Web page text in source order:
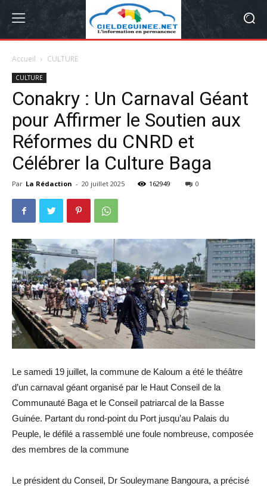
Accueil CULTURE
CULTURE
Conakry : Un Carnaval Géant
pour Affirmer le Soutien aux
Réformes du CNRD et
Célébrer la Culture Baga
Par La Rédaction - 20 juillet 2025 162949 0
Le samedi 19 juillet, la commune de Kaloum a été le théâtre
d’un carnaval géant organisé par le Haut Conseil de la
Communauté Baga et le Conseil patriarcal de la Basse
Guinée. Partant du rond-point du Port jusqu’au Palais du
Peuple, le défilé a rassemblé une foule nombreuse, composée
des membres de la commune
Le président du Conseil, Dr Souleymane Bangoura, a précisé